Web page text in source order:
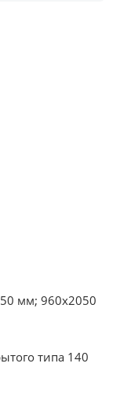
мм; 960х2050
типа 140